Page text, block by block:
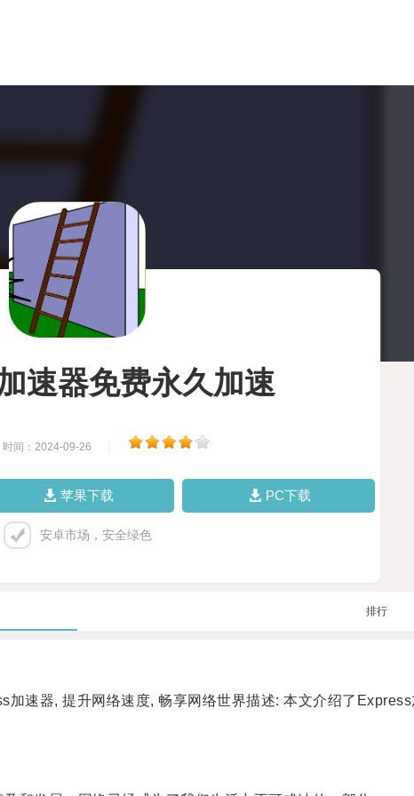
速器免费永久加速
时间：2024-09-26
苹果下载 PC下载
安卓市场，安全绿色
排行
器, 提升网络速度, 畅享网络世界描述: 本文介绍了Express